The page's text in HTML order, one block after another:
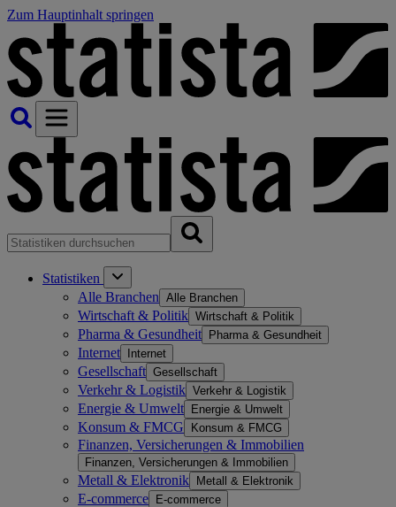
Zum Hauptinhalt springen
Statistiken
Alle Branchen Alle Branchen
Wirtschaft & Politik Wirtschaft & Politik
Pharma & Gesundheit Pharma & Gesundheit
Internet Internet
Gesellschaft Gesellschaft
Verkehr & Logistik Verkehr & Logistik
Energie & Umwelt Energie & Umwelt
Konsum & FMCG Konsum & FMCG
Finanzen, Versicherungen & Immobilien
Finanzen, Versicherungen & Immobilien
Metall & Elektronik Metall & Elektronik
E-commerce E-commerce